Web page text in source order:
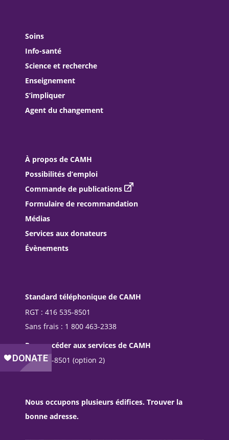
Soins
Info-santé
Science et recherche
Enseignement
S’impliquer
Agent du changement
À propos de CAMH
Possibilités d’emploi
Commande de publications
Formulaire de recommandation
Médias
Services aux donateurs
Évènements
Standard téléphonique de CAMH
RGT : 416 535-8501
Sans frais : 1 800 463-2338
Pour accéder aux services de CAMH
416 535-8501 (option 2)
Nous occupons plusieurs édifices. Trouver la
bonne adresse.